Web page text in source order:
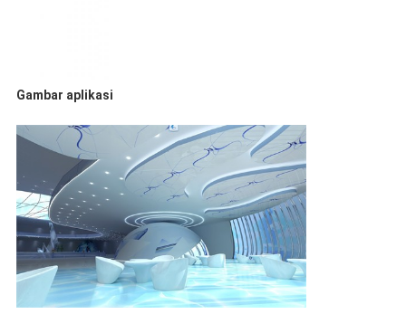
Gambar aplikasi